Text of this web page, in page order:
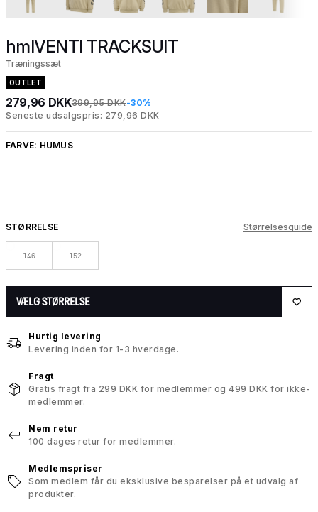
hmlVENTI TRACKSUIT
Træningssæt
OUTLET
279,96 DKK399,95 DKK-30%
Seneste udsalgspris: 279,96 DKK
FARVE: HUMUS
STØRRELSE Størrelsesguide
146 152
VÆLG STØRRELSE
Hurtig levering
Levering inden for 1-3 hverdage.
Fragt
Gratis fragt fra 299 DKK for medlemmer og 499 DKK for ikke-
medlemmer.
Nem retur
100 dages retur for medlemmer.
Medlemspriser
Som medlem får du eksklusive besparelser på et udvalg af
produkter.